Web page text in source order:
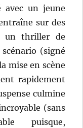
avec un jeune
sur des
un thriller de
(signé
mise en scène
rapidement
culmine
(sans
puisque,